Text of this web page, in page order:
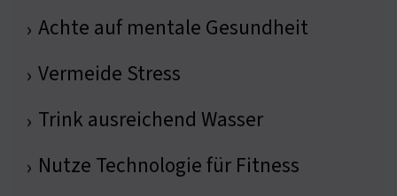
› Achte auf mentale Gesundheit
› Vermeide Stress
› Trink ausreichend Wasser
› Nutze Technologie für Fitness